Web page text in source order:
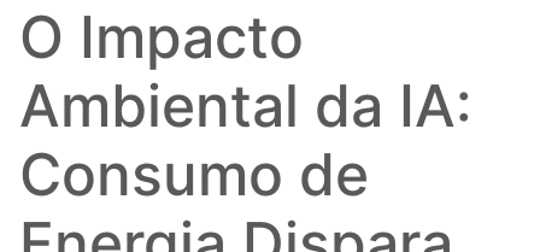
O Impacto
Ambiental da IA:
Consumo de